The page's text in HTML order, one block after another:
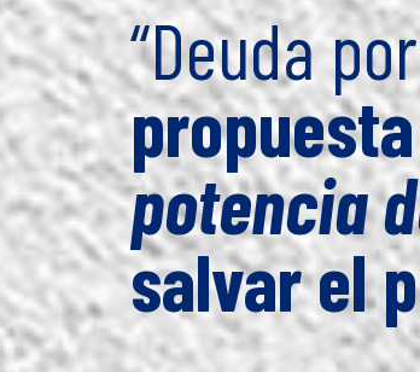
“Deuda
potencia
salvar el